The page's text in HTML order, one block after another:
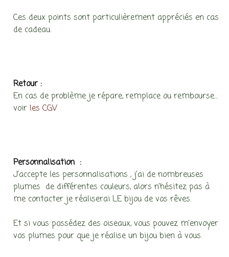
Ces deux points sont particulièrement appréciés en cas
de cadeau.
Retour :
En cas de problème je répare, remplace ou rembourse…
voir les CGV
Personnalisation :
J’accepte les personnalisations , j’ai de nombreuses
plumes de différentes couleurs, alors n’hésitez pas à
me contacter je réaliserai LE bijou de vos rêves.
Et si vous possédez des oiseaux, vous pouvez m’envoyer
vos plumes pour que je réalise un bijou bien à vous.